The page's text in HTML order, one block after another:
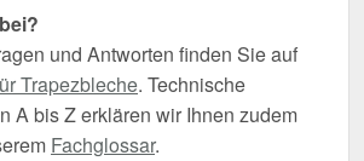
und Antworten finden Sie auf
Trapezbleche. Technische
A bis Z erklären wir Ihnen zudem
Fachglossar.